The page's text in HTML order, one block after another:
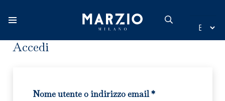
Collezione
Accedi
Nome utente o indirizzo email*Richiesto